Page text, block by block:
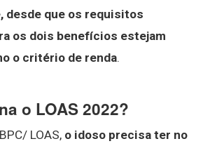
desde que os requisitos
os dois benefícios estejam
o critério de renda.
o LOAS 2022?
LOAS, o idoso precisa ter no